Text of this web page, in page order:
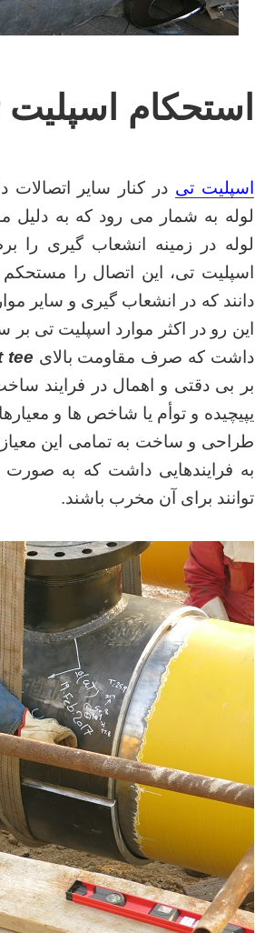
استحکام
اسپلیت تی در کنار سایر
لوله به شمار می رود که به دلیل
لوله در زمینه انشعاب گیری را
اسپلیت تی، این اتصال را
دانند که در انشعاب گیری و سایر
این رو در اکثر موارد اسپلیت تی بر
داشت که صرف مقاومت بالای tee
بر بی دقتی و اهمال در فرایند
یپیچیده و توأم یا شاخص ها و
طراحی و ساخت به تمامی این
به فرایندهایی داشت که به
توانند برای آن مخرب باشند.